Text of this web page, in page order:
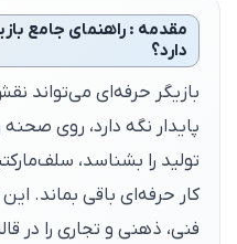
مقدمه : راهنمای جامع
دارد؟
بازیگر حرفه‌ای می‌تواند
پایدار نگه دارد، روی
تولید را بشناسد،
کار حرفه‌ای باقی بماند.
فنی، ذهنی و تجاری را در